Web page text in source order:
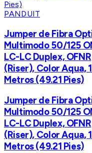
PANDUIT
Jumper de Fibra
Multimodo 50/125
LC-LC Duplex, OFNR
(Riser), Color Aqua,
Metros (49.21 Pies)
Jumper de Fibra
Multimodo 50/125
LC-LC Duplex, OFNR
(Riser), Color Aqua,
Metros (49.21 Pies)